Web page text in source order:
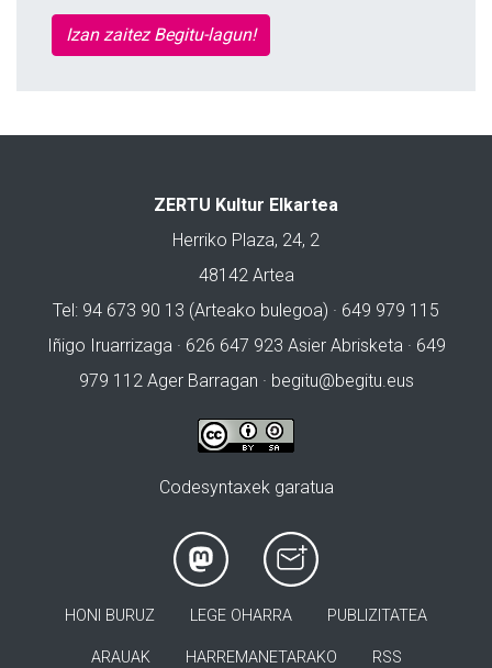
Izan zaitez Begitu-lagun!
ZERTU Kultur Elkartea
Herriko Plaza, 24, 2
48142 Artea
Tel: 94 673 90 13 (Arteako bulegoa) · 649 979 115
Iñigo Iruarrizaga · 626 647 923 Asier Abrisketa · 649
979 112 Ager Barragan · begitu@begitu.eus
Codesyntaxek garatua
HONI BURUZ LEGE OHARRA PUBLIZITATEA
ARAUAK HARREMANETARAKO RSS